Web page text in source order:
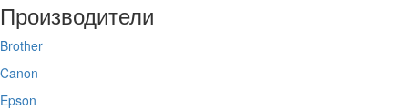
Производители
Brother
Canon
Epson